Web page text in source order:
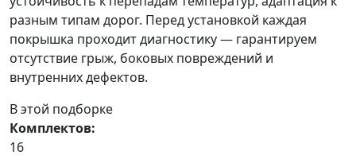
разным типам дорог. Перед установкой каждая
покрышка проходит диагностику — гарантируем
отсутствие грыж, боковых повреждений и
внутренних дефектов.
В этой подборке
Комплектов:
16